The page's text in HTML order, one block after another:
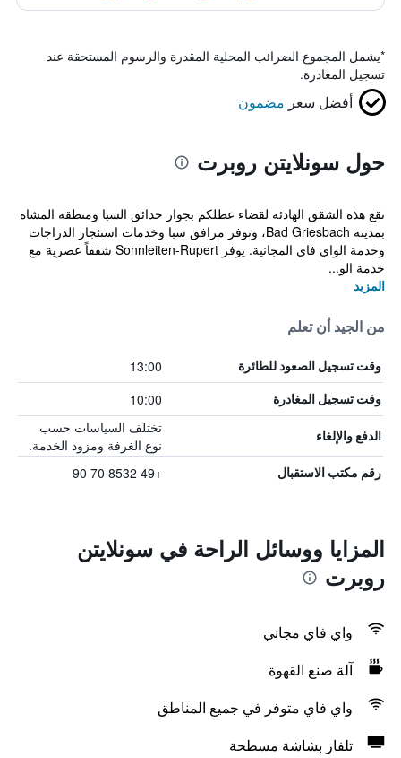
*يشمل المجموع الضرائب المحلية المقدرة والرسوم المستحقة عند
تسجيل المغادرة.
أفضل سعر مضمون
حول سونلايتن روبرت
تقع هذه الشقق الهادئة لقضاء عطلكم بجوار حدائق السبا ومنطقة المشاة
بمدينة Bad Griesbach، وتوفر مرافق سبا وخدمات استئجار الدراجات
وخدمة الواي فاي المجانية. يوفر Sonnleiten-Rupert شققاً عصرية مع
خدمة الو...
المزيد
من الجيد أن تعلم
وقت تسجيل الصعود للطائرة 13:00
وقت تسجيل المغادرة 10:00
الدفع والإلغاء
تختلف السياسات حسب
نوع الغرفة ومزود الخدمة.
رقم مكتب الاستقبال +49 8532 70 90
المزايا ووسائل الراحة في سونلايتن
روبرت
واي فاي مجاني
آلة صنع القهوة
واي فاي متوفر في جميع المناطق
تلفاز بشاشة مسطحة